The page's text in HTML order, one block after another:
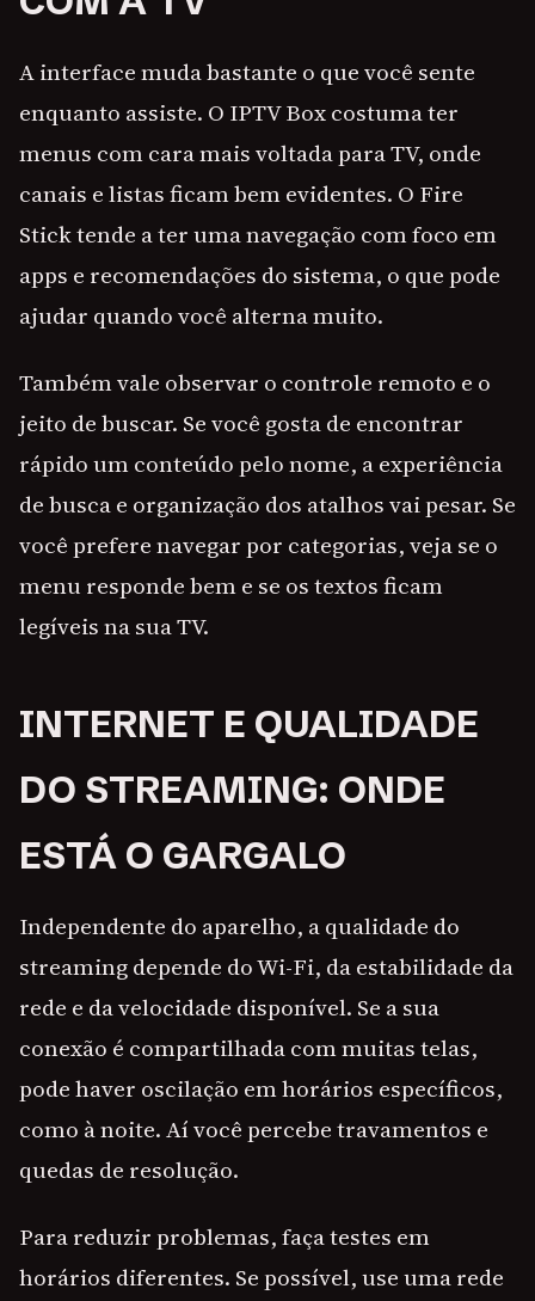
A interface muda bastante o que você sente
enquanto assiste. O IPTV Box costuma ter
menus com cara mais voltada para TV, onde
canais e listas ficam bem evidentes. O Fire
Stick tende a ter uma navegação com foco em
apps e recomendações do sistema, o que pode
ajudar quando você alterna muito.
Também vale observar o controle remoto e o
jeito de buscar. Se você gosta de encontrar
rápido um conteúdo pelo nome, a experiência
de busca e organização dos atalhos vai pesar. Se
você prefere navegar por categorias, veja se o
menu responde bem e se os textos ficam
legíveis na sua TV.
INTERNET E QUALIDADE
DO STREAMING: ONDE
ESTÁ O GARGALO
Independente do aparelho, a qualidade do
streaming depende do Wi-Fi, da estabilidade da
rede e da velocidade disponível. Se a sua
conexão é compartilhada com muitas telas,
pode haver oscilação em horários específicos,
como à noite. Aí você percebe travamentos e
quedas de resolução.
Para reduzir problemas, faça testes em
horários diferentes. Se possível, use uma rede